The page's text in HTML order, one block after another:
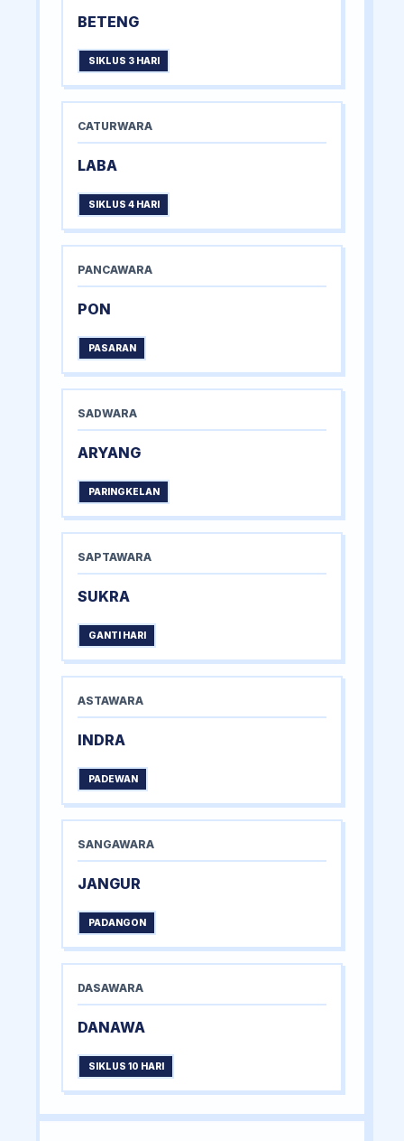
BETENG
SIKLUS 3 HARI
CATURWARA
LABA
SIKLUS 4 HARI
PANCAWARA
PON
PASARAN
SADWARA
ARYANG
PARINGKELAN
SAPTAWARA
SUKRA
GANTI HARI
ASTAWARA
INDRA
PADEWAN
SANGAWARA
JANGUR
PADANGON
DASAWARA
DANAWA
SIKLUS 10 HARI